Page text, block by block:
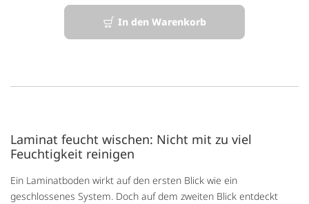
In den Warenkorb
Laminat feucht wischen: Nicht mit zu viel
Feuchtigkeit reinigen
Ein Laminatboden wirkt auf den ersten Blick wie ein
geschlossenes System. Doch auf dem zweiten Blick entdeckt